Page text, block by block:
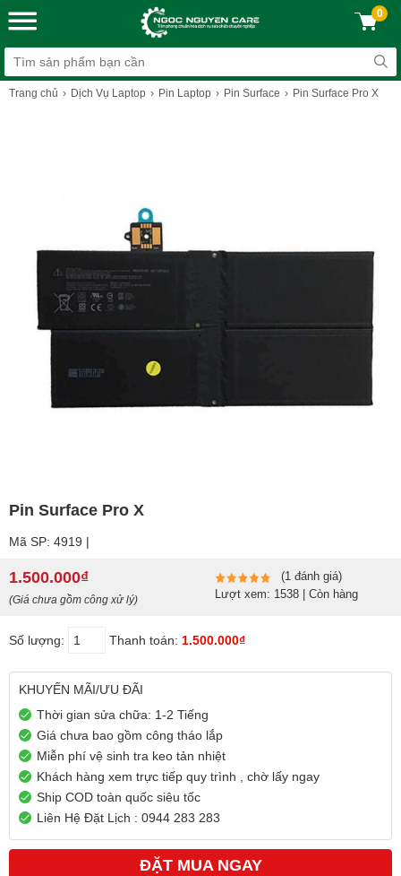
0
Trang chủ Dịch Vụ Laptop Pin Laptop Pin Surface Pin Surface Pro X
Pin Surface Pro X
Mã SP: 4919 |
1.500.000₫
(Giá chưa gồm công xử lý)
(1 đánh giá)
Lượt xem: 1538 | Còn hàng
Số lượng: Thanh toán: 1.500.000₫
KHUYẾN MÃI/ƯU ĐÃI
Thời gian sửa chữa: 1-2 Tiếng
Giá chưa bao gồm công tháo lắp
Miễn phí vệ sinh tra keo tản nhiệt
Khách hàng xem trực tiếp quy trình , chờ lấy ngay
Ship COD toàn quốc siêu tốc
Liên Hệ Đặt Lịch : 0944 283 283
ĐẶT MUA NGAY